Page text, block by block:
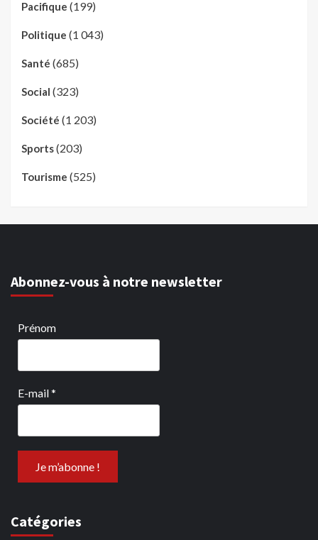
Pacifique (199)
Politique (1 043)
Santé (685)
Social (323)
Société (1 203)
Sports(203)
Tourisme (525)
Abonnez-vous à notre newsletter
Prénom
E-mail*
Catégories